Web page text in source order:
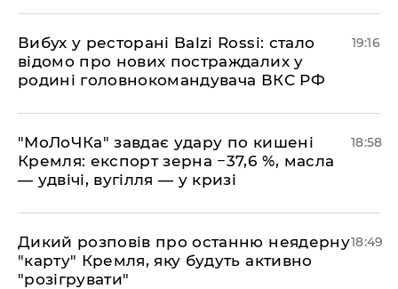
​Вибух у ресторані Balzi Rossi: стало
відомо про нових постраждалих у
родині головнокомандувача ВКС РФ
19:16
​"МоЛоЧКа" завдає удару по кишені
Кремля: експорт зерна −37,6 %, масла
— удвічі, вугілля — у кризі
18:58
​Дикий розповів про останню неядерну
"карту" Кремля, яку будуть активно
"розігрувати"
18:49